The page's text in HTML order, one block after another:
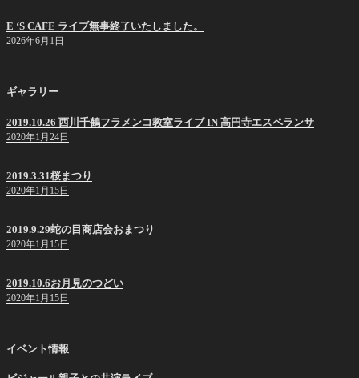
E ‘S CAFE ライブ無事終了いたしました。
2026年6月1日
ギャラリー
2019.10.26 西川千鶴フラメンコ教室ライブ IN 高円寺エスペランサ
2020年1月24日
2019.3.31桜まつり
2020年1月15日
2019.9.29蛇の目商店会おまつり
2020年1月15日
2019.10.6お月見のつどい
2020年1月15日
イベント情報